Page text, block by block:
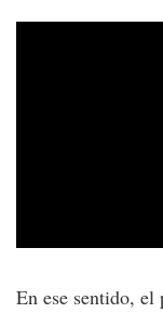
En ese sentido,